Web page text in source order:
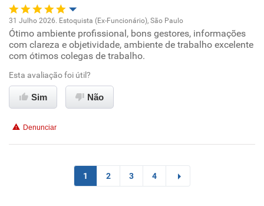
Recomenda esta empresa
Recomenda a diretoria
Oportunidade de promoção
Ambiente de trabalho
Conciliação com a vida familiar
Recomenda a diretoria
31 Julho 2026. Estoquista (Ex-Funcionário), São Paulo
Ótimo ambiente profissional, bons gestores, informações
com clareza e objetividade, ambiente de trabalho excelente
com ótimos colegas de trabalho.
Esta avaliação foi útil?
Sim Não
Denunciar
1 2 3 4